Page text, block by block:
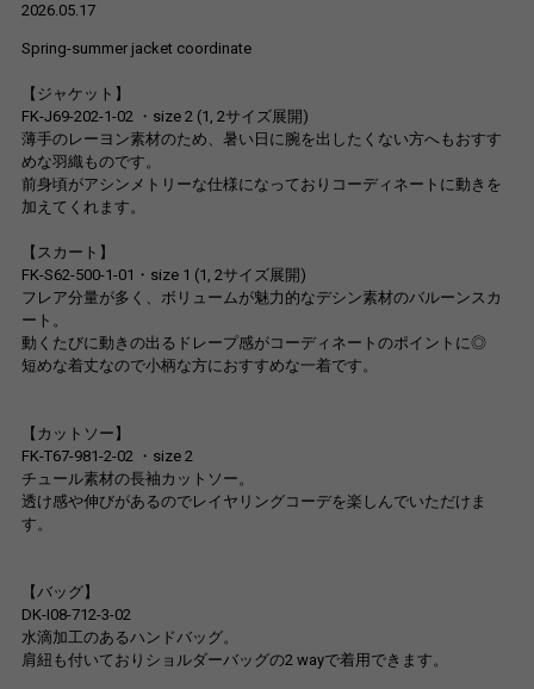
2026.05.17
Spring-summer jacket coordinate
【ジャケット】
FK-J69-202-1-02 ・size 2 (1, 2サイズ展開)
薄手のレーヨン素材のため、暑い日に腕を出したくない方へもおすす
めな羽織ものです。
前身頃がアシンメトリーな仕様になっておりコーディネートに動きを
加えてくれます。
【スカート】
FK-S62-500-1-01・size 1 (1, 2サイズ展開)
フレア分量が多く、ボリュームが魅力的なデシン素材のバルーンスカ
ート。
動くたびに動きの出るドレープ感がコーディネートのポイントに◎
短めな着丈なので小柄な方におすすめな一着です。
【カットソー】
FK-T67-981-2-02 ・size 2
チュール素材の長袖カットソー。
透け感や伸びがあるのでレイヤリングコーデを楽しんでいただけま
す。
【バッグ】
DK-I08-712-3-02
水滴加工のあるハンドバッグ。
肩紐も付いておりショルダーバッグの2 wayで着用できます。